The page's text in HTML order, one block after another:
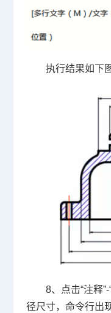
执行结果如下
8、点击“注释”-
径尺寸，命令行出